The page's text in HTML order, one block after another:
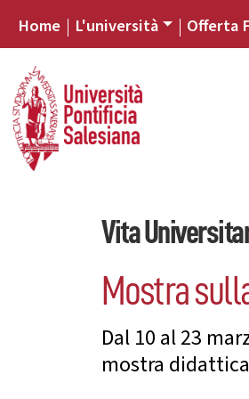
Home L'università Offerta
Vita
Mostra
Dal 10 al 23
mostra